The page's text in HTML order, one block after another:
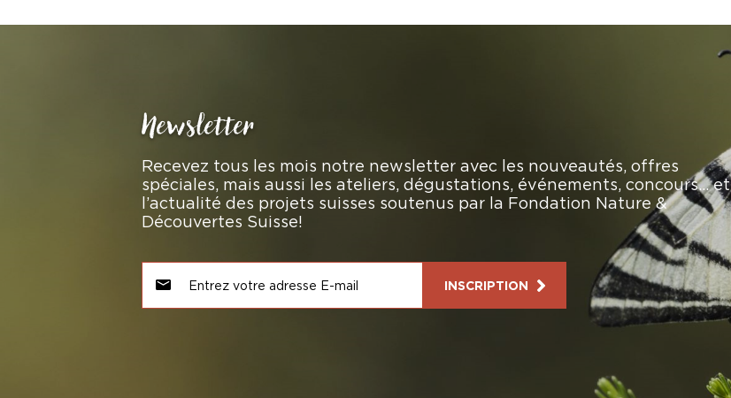
Newsletter
Recevez tous les mois notre newsletter avec les nouveautés, offres
spéciales, mais aussi les ateliers, dégustations, événements, concours… et
l’actualité des projets suisses soutenus par la Fondation Nature &
Découvertes Suisse!
INSCRIPTION